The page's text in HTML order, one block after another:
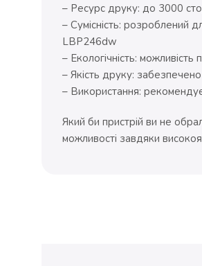
– Ресурс друку: до 3000
– Сумісність:
LBP246dw
– Екологічність:
– Якість друку:
– Використання:
Який би пристрій ви не
можливості завдяки